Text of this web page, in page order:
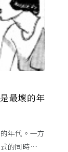
最壞的年
年代。一方
的同時，仍